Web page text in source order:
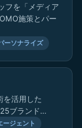
フを「メディア
施策とパー
ーソナライズ
活用した
ブランド…
ージェント